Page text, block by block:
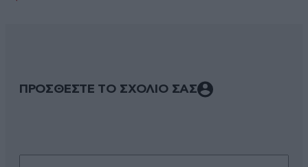
ΠΡΟΣΘΕΣΤΕ ΤΟ ΣΧΟΛΙΟ ΣΑΣ